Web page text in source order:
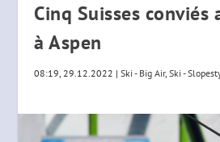
Cinq Suisses conviés
à Aspen
08:19, 29.12.2022 |Ski - Big Air,Ski -